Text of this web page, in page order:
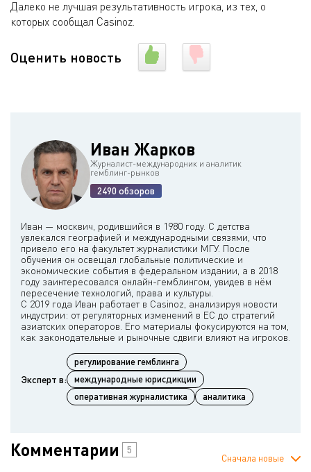
Далеко не лучшая результативность игрока, из тех, о
которых сообщал Casinoz.
Оценить новость
Иван Жарков
Журналист-международник и аналитик
гемблинг-рынков
2490 обзоров
Иван — москвич, родившийся в 1980 году. С детства
увлекался географией и международными связями, что
привело его на факультет журналистики МГУ. После
обучения он освещал глобальные политические и
экономические события в федеральном издании, а в 2018
году заинтересовался онлайн-гемблингом, увидев в нём
пересечение технологий, права и культуры.
С 2019 года Иван работает в Casinoz, анализируя новости
индустрии: от регуляторных изменений в ЕС до стратегий
азиатских операторов. Его материалы фокусируются на том,
Эксперт в:
регулирование гемблинга
международные юрисдикции
оперативная журналистика
аналитика
Комментарии 5
Сначала новые